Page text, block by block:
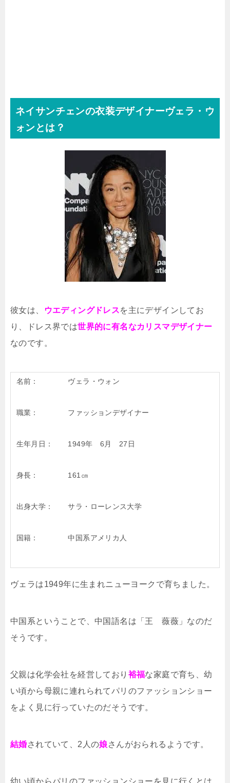
ネイサンチェンの衣装デザイナーヴェラ・ウ
ォンとは？
彼女は、 ウエディングドレスを主にデザインしてお
り、ドレス界では世界的に有名なカリスマデザイナー
なのです。
名前： ヴェラ・ウォン
職業： ファッションデザイナー
生年月日： 1949年 6月 27日
身長： 161㎝
出身大学： サラ・ローレンス大学
国籍： 中国系アメリカ人
ヴェラは1949年に生まれニューヨークで育ちました。
中国系ということで、中国語名は「王 薇薇」なのだ
そうです。
父親は化学会社を経営しており 裕福な家庭で育ち、幼
い頃から母親に連れられてパリのファッションショー
をよく見に行っていたのだそうです。
結婚されていて、2人の娘さんがおられるようです。
幼い頃からパリのファッションショーを見に行くとは